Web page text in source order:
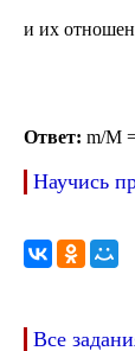
и их
Ответ: m/M
Научись
Все